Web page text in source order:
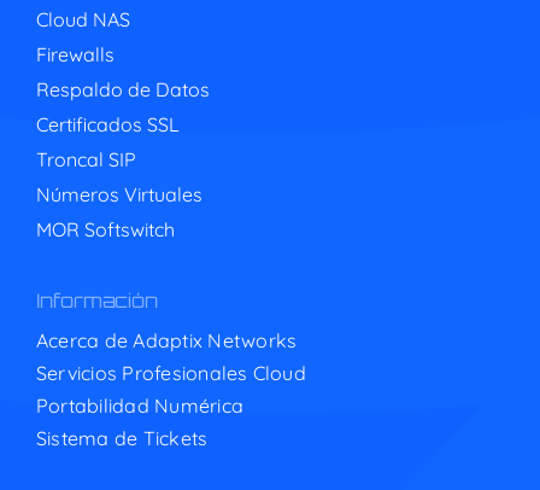
Cloud NAS
Firewalls
Respaldo de Datos
Certificados SSL
Troncal SIP
Números Virtuales
MOR Softswitch
Información
Acerca de Adaptix Networks
Servicios Profesionales Cloud
Portabilidad Numérica
Sistema de Tickets